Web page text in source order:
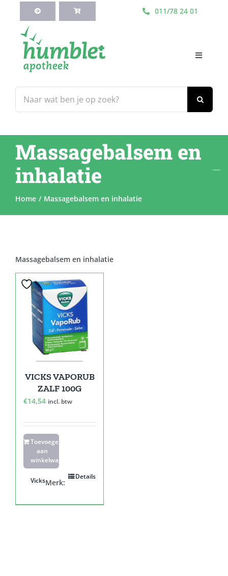
inhoud
011/78 24 01
naar:
Toggle
Webshop
Blog
Diensten
Contacteer Ons
Massagebalsem en
inhalatie
Home Massagebalsem en inhalatie
Massagebalsem en inhalatie
VICKS VAPORUB
ZALF 100G
€14,54 incl. btw
Toevoegen
aan
winkelwagen
Details
Merk:
Vicks